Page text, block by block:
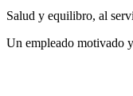
Salud y equilibro, al
Un empleado motivado